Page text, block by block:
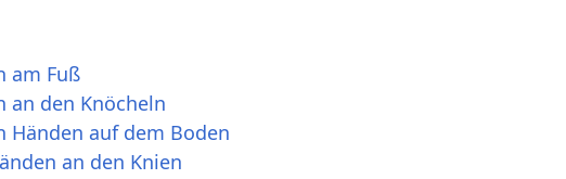
am Fuß
an den Knöcheln
Händen auf dem Boden
an den Knien